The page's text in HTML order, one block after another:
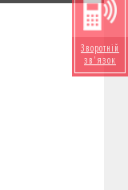
Зворотній
зв'язок